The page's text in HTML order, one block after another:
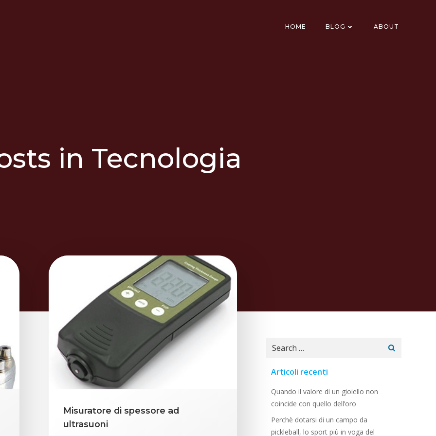
HOME BLOG ABOUT
in Tecnologia
Misuratore di spessore ad
ultrasuoni
Search
Articoli recenti
Quando il valore di un gioiello non
coincide con quello dell’oro
Perchè dotarsi di un campo da
pickleball, lo sport più in voga del